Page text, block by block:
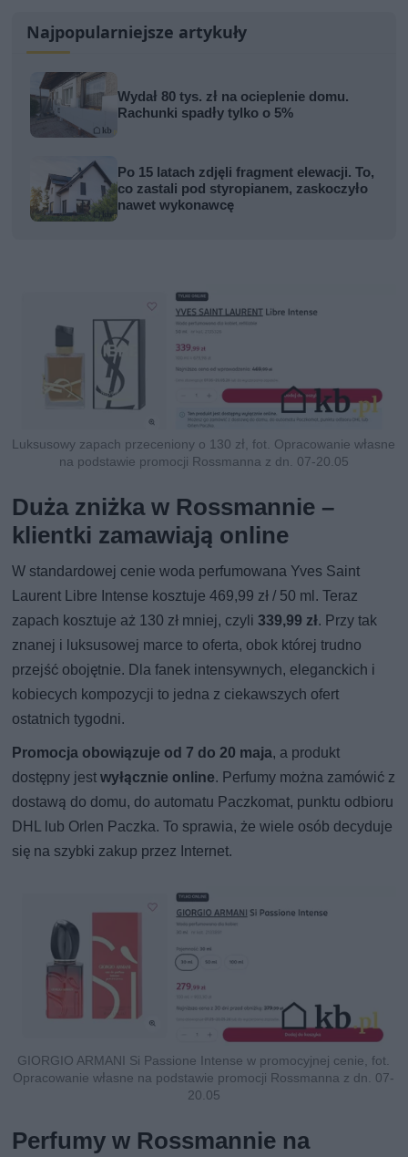
Najpopularniejsze artykuły
Wydał 80 tys. zł na ocieplenie domu.
Rachunki spadły tylko o 5%
Po 15 latach zdjęli fragment elewacji. To,
co zastali pod styropianem, zaskoczyło
nawet wykonawcę
Luksusowy zapach przeceniony o 130 zł, fot. Opracowanie własne
na podstawie promocji Rossmanna z dn. 07-20.05
Duża zniżka w Rossmannie –
klientki zamawiają online
W standardowej cenie woda perfumowana Yves Saint
Laurent Libre Intense kosztuje 469,99 zł / 50 ml. Teraz
zapach kosztuje aż 130 zł mniej, czyli339,99 zł. Przy tak
znanej i luksusowej marce to oferta, obok której trudno
przejść obojętnie. Dla fanek intensywnych, eleganckich i
kobiecych kompozycji to jedna z ciekawszych ofert
ostatnich tygodni.
Promocja obowiązuje od 7 do 20 maja, a produkt
dostępny jestwyłącznie online. Perfumy można zamówić z
dostawą do domu, do automatu Paczkomat, punktu odbioru
DHL lub Orlen Paczka. To sprawia, że wiele osób decyduje
się na szybki zakup przez Internet.
GIORGIO ARMANI Si Passione Intense w promocyjnej cenie, fot.
Opracowanie własne na podstawie promocji Rossmanna z dn. 07-
20.05
Perfumy w Rossmannie na